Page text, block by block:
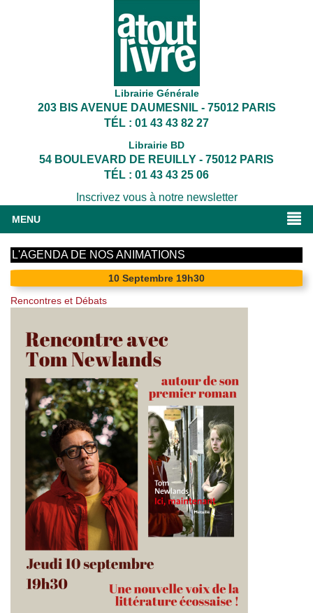
Librairie Générale
203 BIS AVENUE DAUMESNIL - 75012 PARIS
TÉL : 01 43 43 82 27
Librairie BD
54 BOULEVARD DE REUILLY - 75012 PARIS
TÉL : 01 43 43 25 06
Inscrivez vous à notre newsletter
MENU
L'AGENDA DE NOS ANIMATIONS
10 Septembre 19h30
Rencontres et Débats